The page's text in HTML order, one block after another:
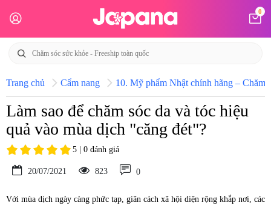
0
Trang chủ Cẩm nang 10. Mỹ phẩm Nhật chính hãng – Chăm
Làm sao để chăm sóc da và tóc hiệu
quả vào mùa dịch "căng đét"?
5 | 0 đánh giá
20/07/2021 823 0
Với mùa dịch ngày càng phức tạp, giãn cách xã hội diện rộng khắp nơi, các